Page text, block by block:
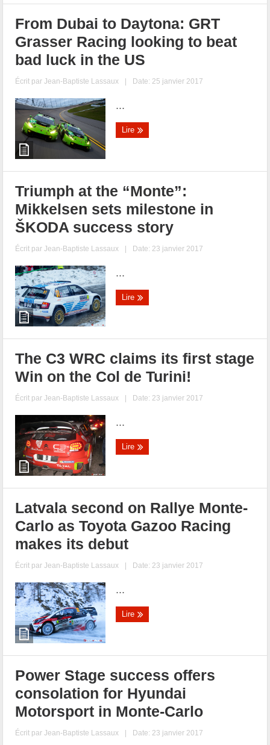
From Dubai to Daytona: GRT
Grasser Racing looking to beat
bad luck in the US
Écrit parJean-Baptiste Lassaux | Date: 25 janvier 2017
...
Lire
Triumph at the “Monte”:
Mikkelsen sets milestone in
ŠKODA success story
Écrit parJean-Baptiste Lassaux | Date: 23 janvier 2017
...
Lire
The C3 WRC claims its first stage
Win on the Col de Turini!
Écrit parJean-Baptiste Lassaux | Date: 23 janvier 2017
...
Lire
Latvala second on Rallye Monte-
Carlo as Toyota Gazoo Racing
makes its debut
Écrit parJean-Baptiste Lassaux | Date: 23 janvier 2017
...
Lire
Power Stage success offers
consolation for Hyundai
Motorsport in Monte-Carlo
Écrit parJean-Baptiste Lassaux | Date: 23 janvier 2017